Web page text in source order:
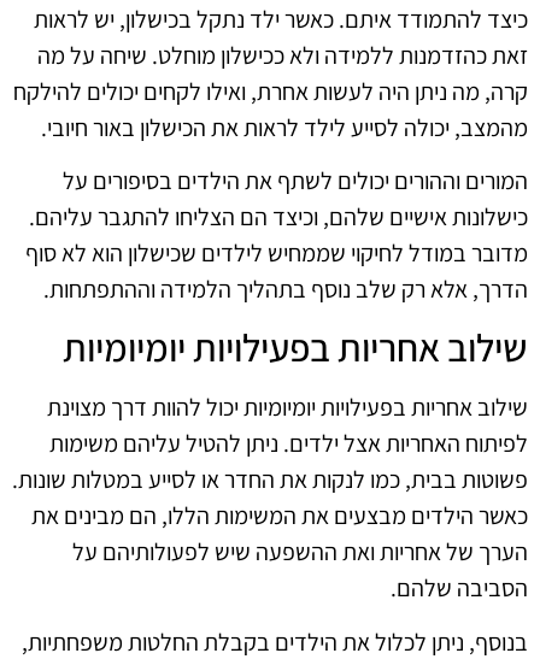
כיצד להתמודד איתם. כאשר ילד נתקל בכישלון, יש לראות
זאת כהזדמנות ללמידה ולא ככישלון מוחלט. שיחה על מה
קרה, מה ניתן היה לעשות אחרת, ואילו לקחים יכולים להילקח
מהמצב, יכולה לסייע לילד לראות את הכישלון באור חיובי.
המורים וההורים יכולים לשתף את הילדים בסיפורים על
כישלונות אישיים שלהם, וכיצד הם הצליחו להתגבר עליהם.
מדובר במודל לחיקוי שממחיש לילדים שכישלון הוא לא סוף
הדרך, אלא רק שלב נוסף בתהליך הלמידה וההתפתחות.
שילוב אחריות בפעילויות יומיומיות
שילוב אחריות בפעילויות יומיומיות יכול להוות דרך מצוינת
לפיתוח האחריות אצל ילדים. ניתן להטיל עליהם משימות
פשוטות בבית, כמו לנקות את החדר או לסייע במטלות שונות.
כאשר הילדים מבצעים את המשימות הללו, הם מבינים את
הערך של אחריות ואת ההשפעה שיש לפעולותיהם על
הסביבה שלהם.
בנוסף, ניתן לכלול את הילדים בקבלת החלטות משפחתיות,